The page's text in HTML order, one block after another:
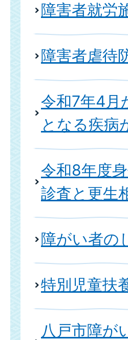
障害者就労
障害者虐待
令和7年4月
となる疾病
令和8年度
診査と更生
障がい者の
特別児童扶
八戸市障が